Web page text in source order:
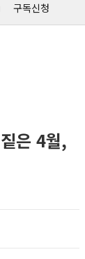
구독신청
은 4월,